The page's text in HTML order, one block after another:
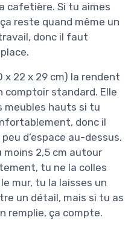
cafetière. Si tu aimes
reste quand même un
donc il faut
x 22 x 29 cm) la rendent
comptoir standard. Elle
meubles hauts si tu
donc il
d’espace au-dessus.
moins 2,5 cm autour
tu ne la colles
mur, tu la laisses un
un détail, mais si tu as
remplie, ça compte.